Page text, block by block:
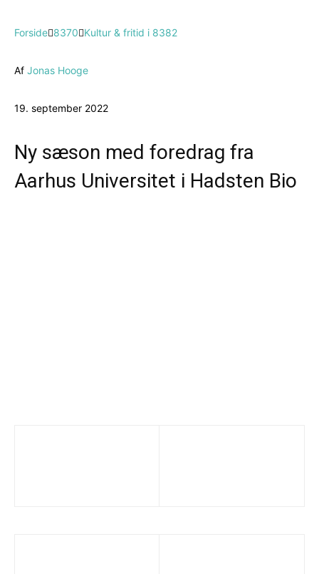
Forside 8370 Kultur & fritid i 8382
Af Jonas Hooge
19. september 2022
Ny sæson med foredrag fra
Aarhus Universitet i Hadsten Bio